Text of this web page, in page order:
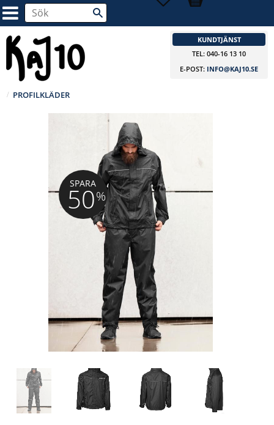
KUNDTJÄNST
TEL: 040-16 13 10
E-POST: INFO@KAJ10.SE
PROFILKLÄDER
SPARA
50%